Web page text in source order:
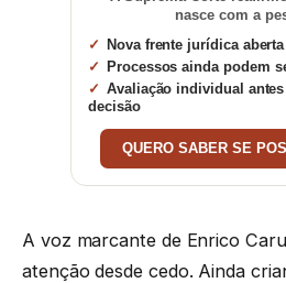
nasce com a
Nova frente jurídica aberta
Processos ainda podem
Avaliação individual
decisão
QUERO SABER SE
A voz marcante de Enrico
atenção desde cedo. Ainda